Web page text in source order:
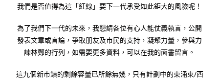
我們是否值得為這「紅線」要下一代承受如此鉅大的風險呢！
為了我們下一代的未來，我懇請各位有心人能仗義執言，公開
發表文章或言論，爭取朋友及市民的支持，凝聚力量，參與力
諫林鄭的行列，如需要更多資料，可以在我的面書留言。
這九個新市鎮的剩餘容量已所餘無幾，只有計劃中的東涌東/西